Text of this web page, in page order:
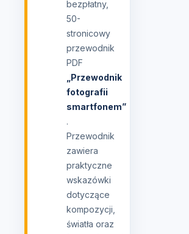
bezpłatny,
50-
stronicowy
przewodnik
PDF
„Przewodnik
fotografii
smartfonem”
.
Przewodnik
zawiera
praktyczne
wskazówki
dotyczące
kompozycji,
światła oraz